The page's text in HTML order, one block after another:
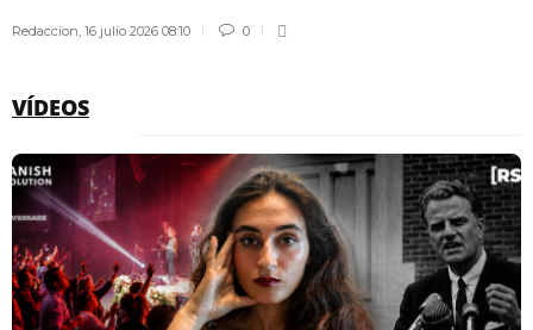
Redaccion 16 julio 2026 08:10 0
VÍDEOS